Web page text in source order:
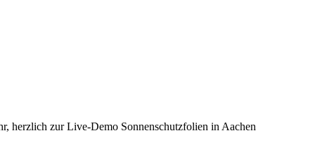
herzlich zur Live-Demo Sonnenschutzfolien in Aachen